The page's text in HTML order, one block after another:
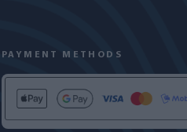
PAYMENT METHODS